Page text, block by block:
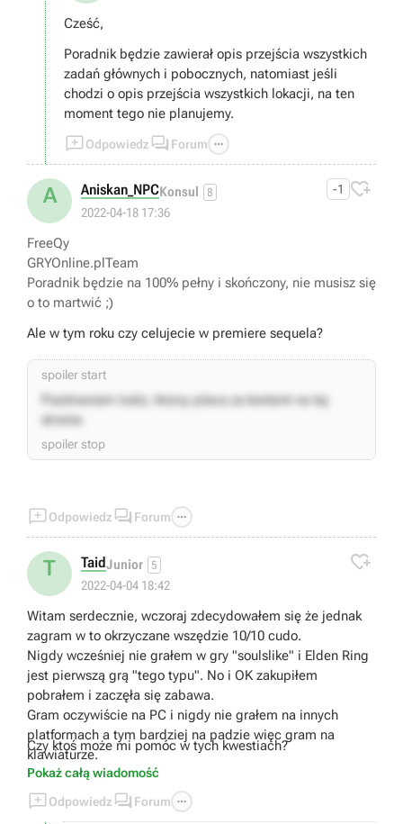
Cześć,
Poradnik będzie zawierał opis przejścia wszystkich
zadań głównych i pobocznych, natomiast jeśli
chodzi o opis przejścia wszystkich lokacji, na ten
moment tego nie planujemy.
Odpowiedz  Forum 
A Aniskan_NPCKonsul 8
2022-04-18 17:36
-1 
FreeQy
GRYOnline.plTeam
Poradnik będzie na 100% pełny i skończony, nie musisz się
o to martwić ;)
Ale w tym roku czy celujecie w premiere sequela?
spoiler start
Pozdrawiam ludzi, ktorzy placa za kontent na tej
stronie.
spoiler stop
Odpowiedz  Forum 
T TaidJunior 5
2022-04-04 18:42

Witam serdecznie, wczoraj zdecydowałem się że jednak
zagram w to okrzyczane wszędzie 10/10 cudo.
Nigdy wcześniej nie grałem w gry "soulslike" i Elden Ring
jest pierwszą grą "tego typu". No i OK zakupiłem
pobrałem i zaczęła się zabawa.
Gram oczywiście na PC i nigdy nie grałem na innych
platformach a tym bardziej na padzie więc gram na
klawiaturze.
O tym jak wygląda konwersja sterowania z pada na
klawiaturę nie chcę rozmawiać bo jest jak jest i OK ale za
cholerę nie mogę np. rozkimać jak mogę przypisać do
Czy ktoś może mi pomóc w tych kwestiach?
Pokaż całą wiadomość
Odpowiedz  Forum 